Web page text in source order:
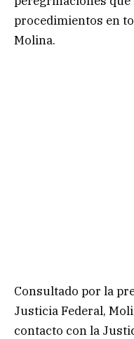
procedimientos en
Molina.
Consultado por la
Justicia Federal,
contacto con la